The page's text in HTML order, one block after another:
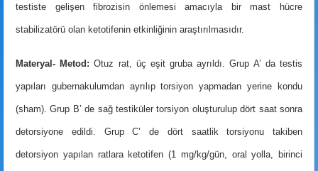
testiste gelişen fibrozisin önlemesi amacıyla bir mast hücre
stabilizatörü olan ketotifenin etkinliğinin araştırılmasıdır.
Materyal- Metod: Otuz rat, üç eşit gruba ayrıldı. Grup A’ da testis
yapıları gubernakulumdan ayrılıp torsiyon yapmadan yerine kondu
(sham). Grup B’ de sağ testiküler torsiyon oluşturulup dört saat sonra
detorsiyone edildi. Grup C’ de dört saatlik torsiyonu takiben
detorsiyon yapılan ratlara ketotifen (1 mg/kg/gün, oral yolla, birinci